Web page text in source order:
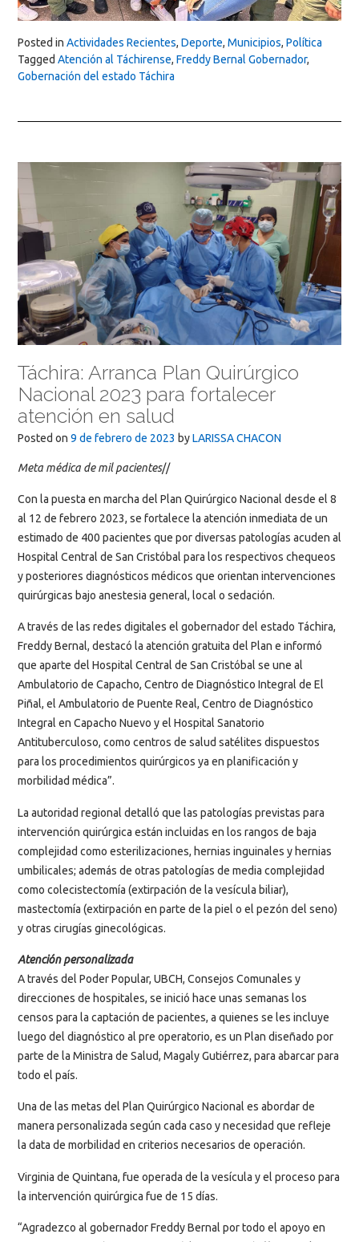
Posted in Actividades Recientes, Deporte, Municipios, Política
Tagged Atención al Táchirense, Freddy Bernal Gobernador,
Gobernación del estado Táchira
Táchira: Arranca Plan Quirúrgico
Nacional 2023 para fortalecer
atención en salud
Posted on 9 de febrero de 2023 byLARISSA CHACON
Meta médica de mil pacientes//
Con la puesta en marcha del Plan Quirúrgico Nacional desde el 8
al 12 de febrero 2023, se fortalece la atención inmediata de un
estimado de 400 pacientes que por diversas patologías acuden al
Hospital Central de San Cristóbal para los respectivos chequeos
y posteriores diagnósticos médicos que orientan intervenciones
quirúrgicas bajo anestesia general, local o sedación.
A través de las redes digitales el gobernador del estado Táchira,
Freddy Bernal, destacó la atención gratuita del Plan e informó
que aparte del Hospital Central de San Cristóbal se une al
Ambulatorio de Capacho, Centro de Diagnóstico Integral de El
Piñal, el Ambulatorio de Puente Real, Centro de Diagnóstico
Integral en Capacho Nuevo y el Hospital Sanatorio
Antituberculoso, como centros de salud satélites dispuestos
para los procedimientos quirúrgicos ya en planificación y
morbilidad médica”.
La autoridad regional detalló que las patologías previstas para
intervención quirúrgica están incluidas en los rangos de baja
complejidad como esterilizaciones, hernias inguinales y hernias
umbilicales; además de otras patologías de media complejidad
como colecistectomía (extirpación de la vesícula biliar),
mastectomía (extirpación en parte de la piel o el pezón del seno)
y otras cirugías ginecológicas.
Atención personalizada
A través del Poder Popular, UBCH, Consejos Comunales y
direcciones de hospitales, se inició hace unas semanas los
censos para la captación de pacientes, a quienes se les incluye
luego del diagnóstico al pre operatorio, es un Plan diseñado por
parte de la Ministra de Salud, Magaly Gutiérrez, para abarcar para
todo el país.
Una de las metas del Plan Quirúrgico Nacional es abordar de
manera personalizada según cada caso y necesidad que refleje
la data de morbilidad en criterios necesarios de operación.
Virginia de Quintana, fue operada de la vesícula y el proceso para
la intervención quirúrgica fue de 15 días.
“Agradezco al gobernador Freddy Bernal por todo el apoyo en